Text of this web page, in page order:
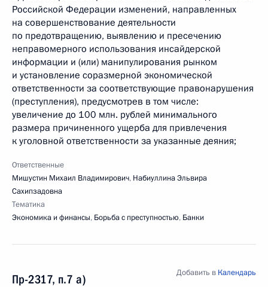
Российской Федерации изменений, направленных
на совершенствование деятельности
по предотвращению, выявлению и пресечению
неправомерного использования инсайдерской
информации и (или) манипулирования рынком
и установление соразмерной экономической
ответственности за соответствующие правонарушения
(преступления), предусмотрев в том числе:
увеличение до 100 млн. рублей минимального
размера причиненного ущерба для привлечения
к уголовной ответственности за указанные деяния;
Ответственные
Мишустин Михаил Владимирович, Набиуллина Эльвира
Сахипзадовна
Тематика
Экономика и финансы, Борьба с преступностью, Банки
Пр-2317, п.7 а)
Добавить в Календарь